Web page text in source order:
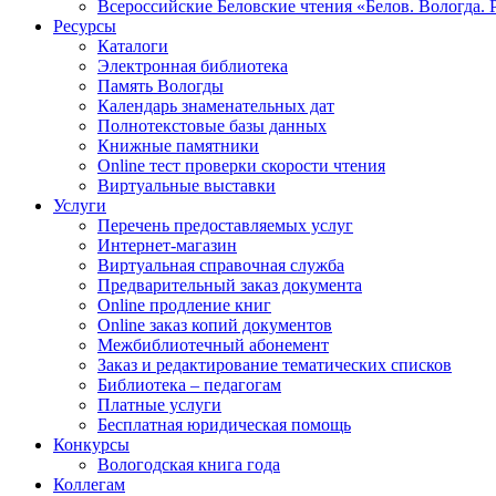
Всероссийские Беловские чтения «Белов. Вологда.
Ресурсы
Каталоги
Электронная библиотека
Память Вологды
Календарь знаменательных дат
Полнотекстовые базы данных
Книжные памятники
Online тест проверки скорости чтения
Виртуальные выставки
Услуги
Перечень предоставляемых услуг
Интернет-магазин
Виртуальная справочная служба
Предварительный заказ документа
Online продление книг
Online заказ копий документов
Межбиблиотечный абонемент
Заказ и редактирование тематических списков
Библиотека – педагогам
Платные услуги
Бесплатная юридическая помощь
Конкурсы
Вологодская книга года
Коллегам